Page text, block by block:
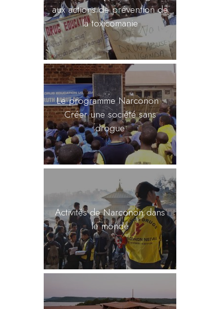
aux actions de prévention de
la toxicomanie
Le programme Narconon :
Créer une société sans
drogue
Activités de Narconon dans
le monde